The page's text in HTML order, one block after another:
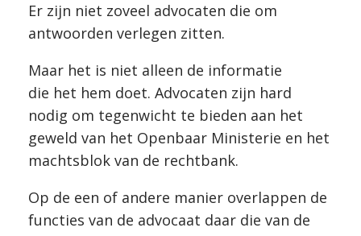
Er zijn niet zoveel advocaten die om
antwoorden verlegen zitten.
Maar het is niet alleen de informatie
die het hem doet. Advocaten zijn hard
nodig om tegenwicht te bieden aan het
geweld van het Openbaar Ministerie en het
machtsblok van de rechtbank.
Op de een of andere manier overlappen de
functies van de advocaat daar die van de